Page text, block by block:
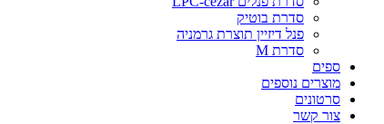
סדרת בוטיק
פנל דיזיין תוצרת גרמניה
סדרת M
ספים
מוצרים נוספים
סרטונים
צור קשר